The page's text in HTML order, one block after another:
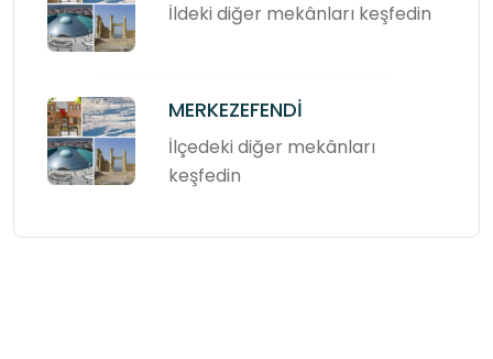
İldeki diğer mekânları keşfedin
MERKEZEFENDİ
İlçedeki diğer mekânları
keşfedin